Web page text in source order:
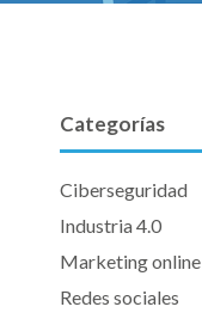
Categorías
Ciberseguridad
Industria 4.0
Marketing online
Redes sociales